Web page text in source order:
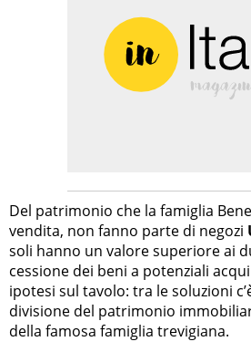
Del patrimonio che la famiglia
vendita, non fanno parte di negozi
soli hanno un valore superiore ai
cessione dei beni a potenziali
ipotesi sul tavolo: tra le soluzioni
divisione del patrimonio
della famosa famiglia trevigiana.